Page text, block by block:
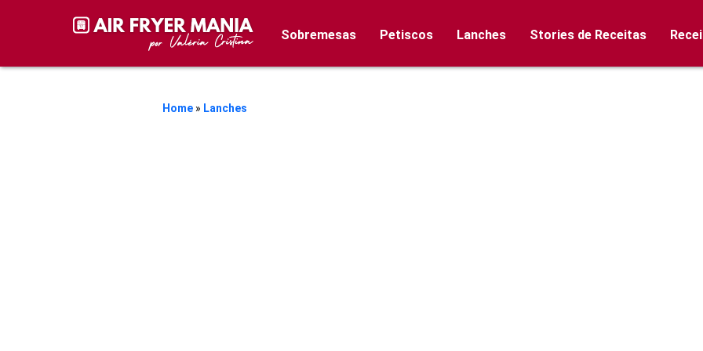
Sobremesas Petiscos Lanches Stories de Receitas
Home » Lanches